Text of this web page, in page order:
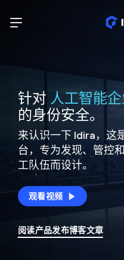
针对 人工智能
的身份安全。
来认识一下 Idira，这
台，专为发现、管控和
工队伍而设计。
观看视频
阅读产品发布博客文章